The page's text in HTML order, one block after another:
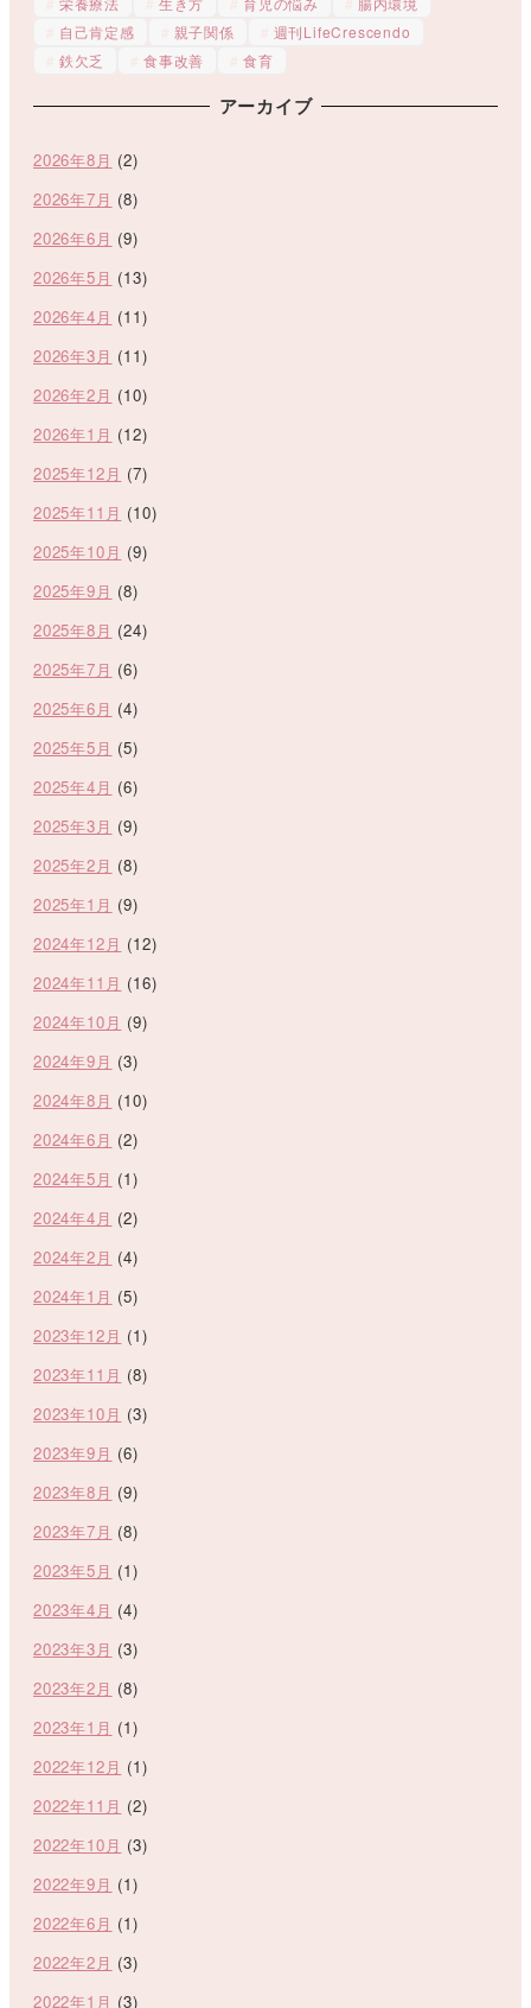
自己肯定感
親子関係
週刊LifeCrescendo
鉄欠乏
食事改善 食育
アーカイブ
2026年8月 (2)
2026年7月 (8)
2026年6月 (9)
2026年5月 (13)
2026年4月 (11)
2026年3月 (11)
2026年2月 (10)
2026年1月 (12)
2025年12月 (7)
2025年11月 (10)
2025年10月 (9)
2025年9月 (8)
2025年8月 (24)
2025年7月 (6)
2025年6月 (4)
2025年5月 (5)
2025年4月 (6)
2025年3月 (9)
2025年2月 (8)
2025年1月 (9)
2024年12月 (12)
2024年11月 (16)
2024年10月 (9)
2024年9月 (3)
2024年8月 (10)
2024年6月 (2)
2024年5月 (1)
2024年4月 (2)
2024年2月 (4)
2024年1月 (5)
2023年12月 (1)
2023年11月 (8)
2023年10月 (3)
2023年9月 (6)
2023年8月 (9)
2023年7月 (8)
2023年5月 (1)
2023年4月 (4)
2023年3月 (3)
2023年2月 (8)
2023年1月 (1)
2022年12月 (1)
2022年11月 (2)
2022年10月 (3)
2022年9月 (1)
2022年6月 (1)
2022年2月 (3)
2022年1月 (3)